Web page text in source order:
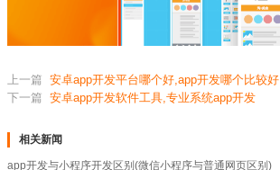
上一篇 安卓app开发平台哪个好,app开发哪个比较好
下一篇 安卓app开发软件工具,专业系统app开发
相关新闻
app开发与小程序开发区别(微信小程序与普通网页区别)